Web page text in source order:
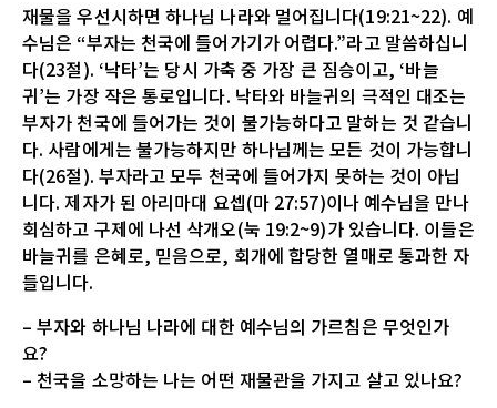
재물을 우선시하면 하나님 나라와 멀어집니다(19:21~22). 예
수님은 “부자는 천국에 들어가기가 어렵다.”라고 말씀하십니
다(23절). ‘낙타’는 당시 가축 중 가장 큰 짐승이고, ‘바늘
귀’는 가장 작은 통로입니다. 낙타와 바늘귀의 극적인 대조는
부자가 천국에 들어가는 것이 불가능하다고 말하는 것 같습니
다. 사람에게는 불가능하지만 하나님께는 모든 것이 가능합니
다(26절). 부자라고 모두 천국에 들어가지 못하는 것이 아닙
니다. 제자가 된 아리마대 요셉(마 27:57)이나 예수님을 만나
회심하고 구제에 나선 삭개오(눅 19:2~9)가 있습니다. 이들은
바늘귀를 은혜로, 믿음으로, 회개에 합당한 열매로 통과한 자
들입니다.
– 부자와 하나님 나라에 대한 예수님의 가르침은 무엇인가
요?
– 천국을 소망하는 나는 어떤 재물관을 가지고 살고 있나요?